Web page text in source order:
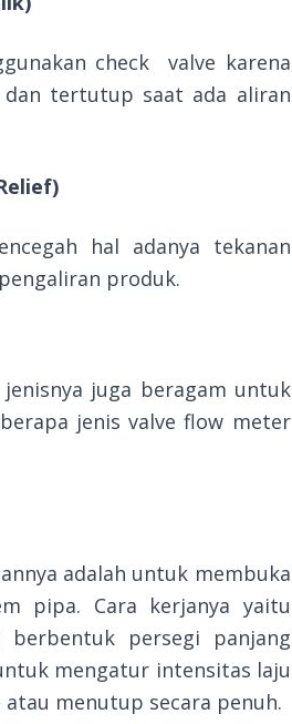
check valve karena
tertutup saat ada aliran
hal adanya tekanan
produk.
juga beragam untuk
jenis valve flow meter
adalah untuk membuka
pipa. Cara kerjanya yaitu
persegi panjang
mengatur intensitas laju
menutup secara penuh.